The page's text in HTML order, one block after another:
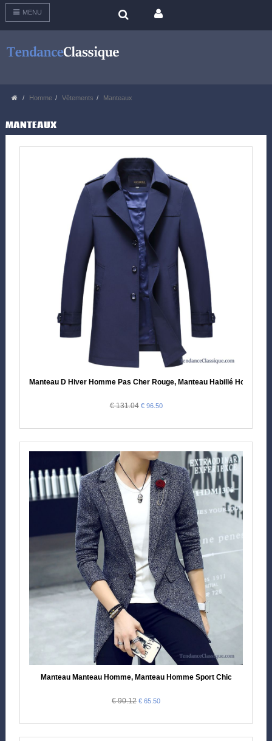
MENU
Homme Vêtements Manteaux
MANTEAUX
Manteau D Hiver Homme Pas Cher Rouge, Manteau Habillé Homme
€ 131.04 € 96.50
Manteau Manteau Homme, Manteau Homme Sport Chic
€ 90.12 € 65.50